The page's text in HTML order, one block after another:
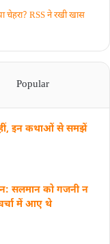
चेहरा? RSS ने रखी खास
Popular
इन कथाओं से समझें
सलमान को गजनी न
में आए थे